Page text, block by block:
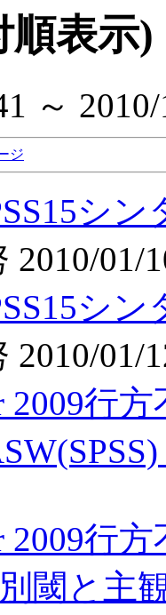
順表示)
～
ジ
シ
2010/01/
シ
2010/01/
2009行方
2009行方
閾と主